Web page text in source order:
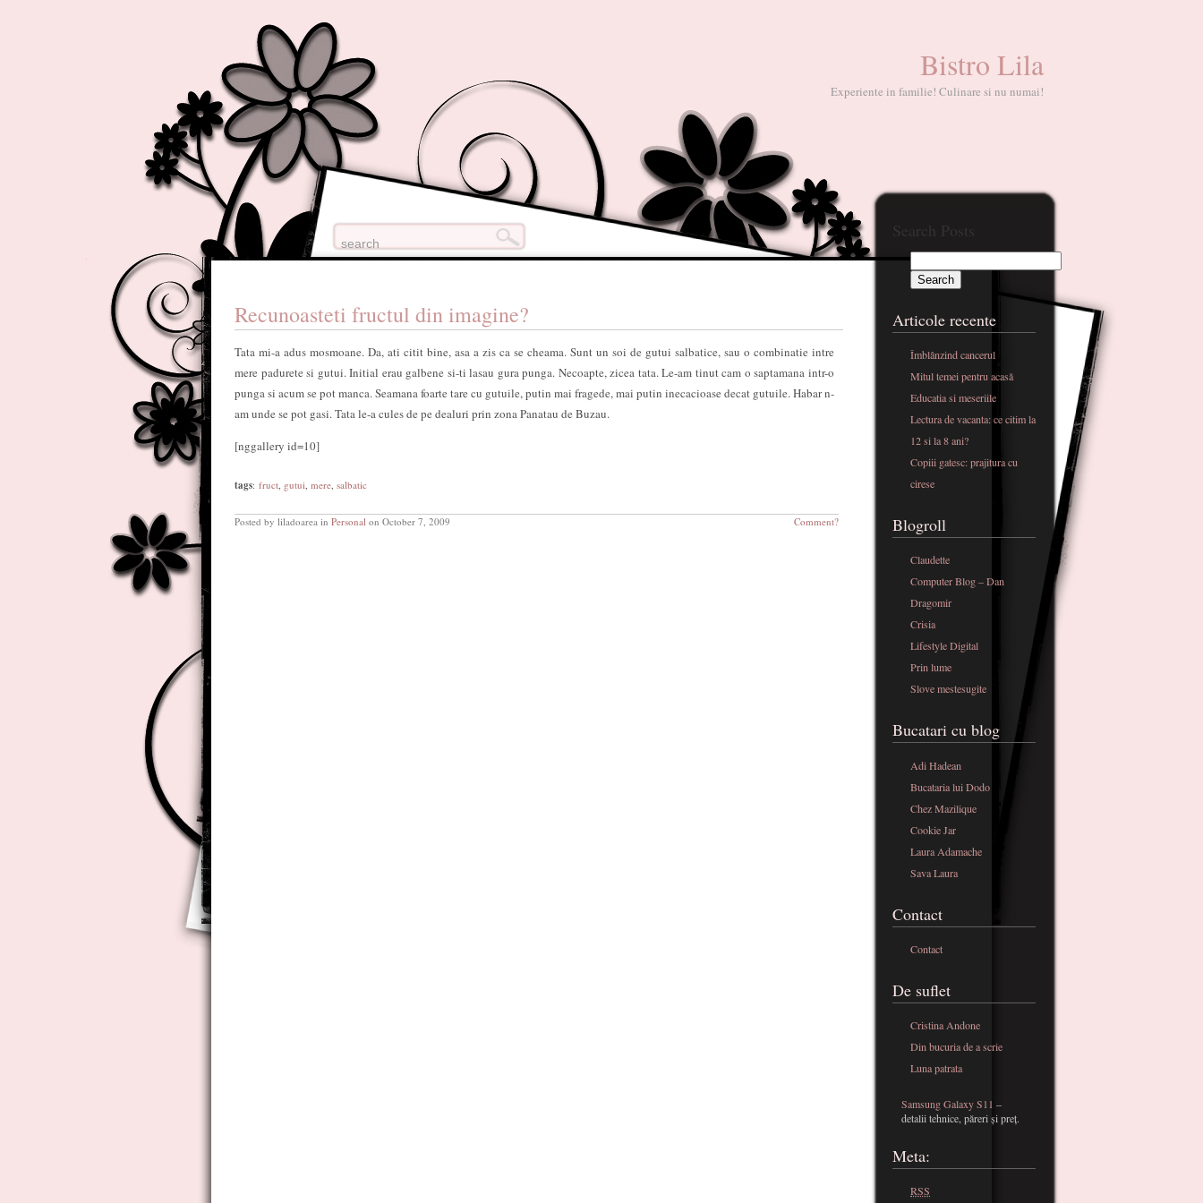
Bistro Lila
Experiente in familie! Culinare si nu numai!
Recunoasteti fructul din imagine?
Tata mi-a adus mosmoane. Da, ati citit bine, asa a zis ca se cheama. Sunt un soi de gutui salbatice, sau o combinatie intre
mere padurete si gutui. Initial erau galbene si-ti lasau gura punga. Necoapte, zicea tata. Le-am tinut cam o saptamana intr-o
punga si acum se pot manca. Seamana foarte tare cu gutuile, putin mai fragede, mai putin inecacioase decat gutuile. Habar n-
am unde se pot gasi. Tata le-a cules de pe dealuri prin zona Panatau de Buzau.
[nggallery id=10]
tags: fruct, gutui, mere, salbatic
Posted by liladoarea in Personal on October 7, 2009 Comment?
Search Posts
Articole recente
Îmblânzind cancerul
Mitul temei pentru acasă
Educatia si meseriile
Lectura de vacanta: ce citim la
12 si la 8 ani?
Copiii gatesc: prajitura cu
cirese
Blogroll
Claudette
Computer Blog – Dan
Dragomir
Crisia
Lifestyle Digital
Prin lume
Slove mestesugite
Bucatari cu blog
Adi Hadean
Bucataria lui Dodo
Chez Mazilique
Cookie Jar
Laura Adamache
Sava Laura
Contact
Contact
De suflet
Cristina Andone
Din bucuria de a scrie
Luna patrata
Samsung Galaxy S11 –
detalii tehnice, păreri și preț.
Meta:
RSS